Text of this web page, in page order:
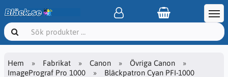
Hem Fabrikat Canon
Övriga Canon
ImagePrograf Pro 1000
Bläckpatron Cyan PFI-1000